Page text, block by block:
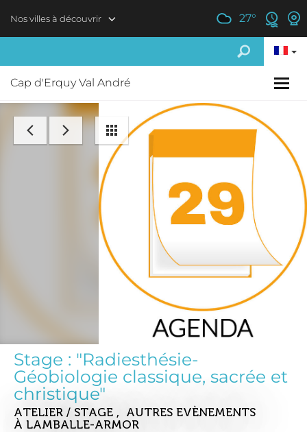
Nos villes à découvrir 27°
Cap d'Erquy Val André
Stage : "Radiesthésie-
Géobiologie classique, sacrée et
christique"
ATELIER / STAGE , AUTRES EVÈNEMENTS
À LAMBALLE-ARMOR